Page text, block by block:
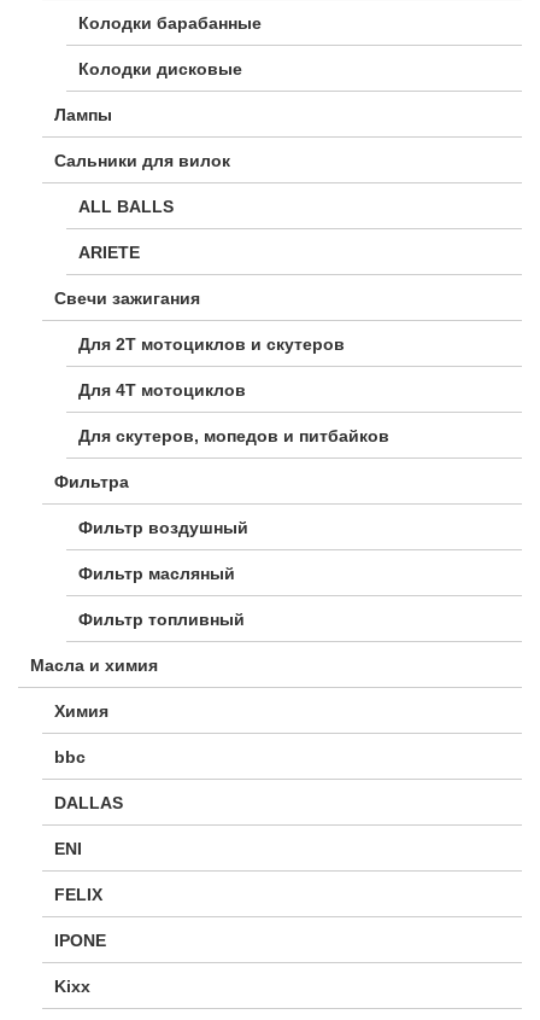
Колодки барабанные
Колодки дисковые
Лампы
Сальники для вилок
ALL BALLS
ARIETE
Свечи зажигания
Для 2Т мотоциклов и скутеров
Для 4Т мотоциклов
Для скутеров, мопедов и питбайков
Фильтра
Фильтр воздушный
Фильтр масляный
Фильтр топливный
Масла и химия
Химия
bbc
DALLAS
ENI
FELIX
IPONE
Kixx